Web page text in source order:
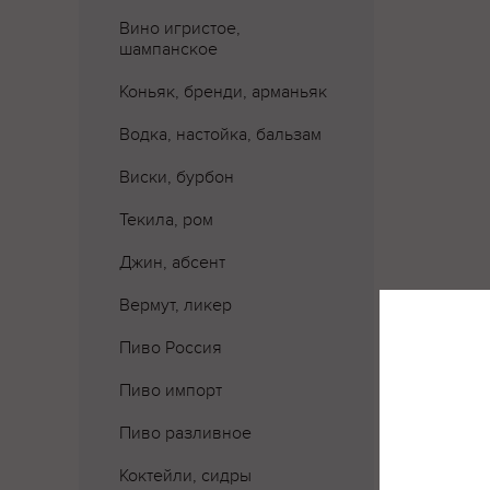
Вино игристое,
шампанское
Коньяк, бренди, арманьяк
Водка, настойка, бальзам
Виски, бурбон
Текила, ром
Джин, абсент
Вермут, ликер
Пиво Россия
Пиво импорт
Пиво разливное
Коктейли, сидры